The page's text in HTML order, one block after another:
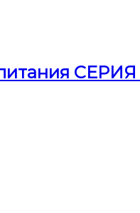
СЕРИЯ